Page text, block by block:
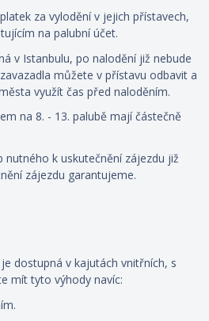
za vylodění v jejich přístavech,
na palubní účet.
v Istanbulu, po nalodění již nebude
můžete v přístavu odbavit a
využít čas před naloděním.
na 8. - 13. palubě mají částečně
k uskutečnění zájezdu již
zájezdu garantujeme.
dostupná v kajutách vnitřních, s
mít tyto výhody navíc: